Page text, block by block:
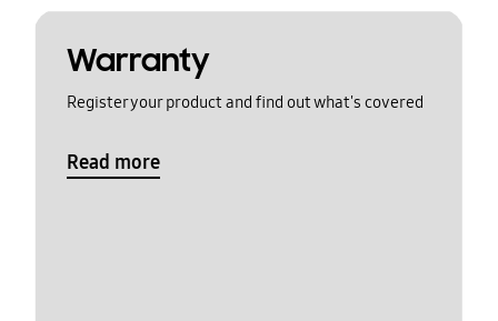
Warranty
Register your product and find out what's covered
Read more